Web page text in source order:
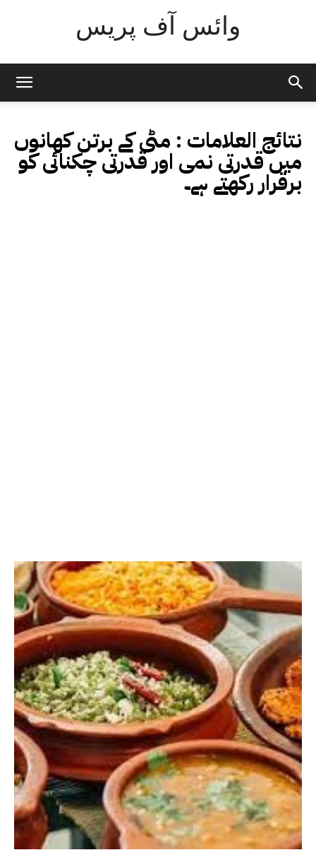
وائس آف پریس
نتائج العلامات : مٹی کے برتن کھانوں
میں قدرتی نمی اور قدرتی چکنائی کو
برقرار رکھتے ہے۔